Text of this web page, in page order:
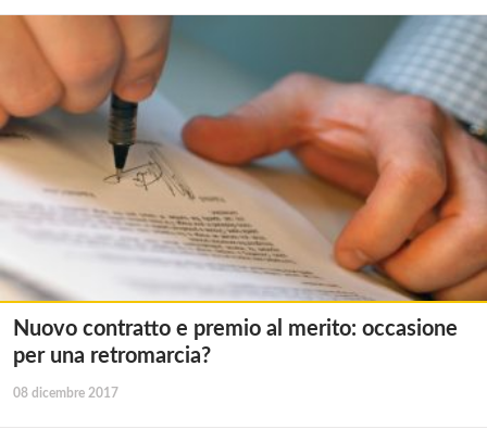
Nuovo contratto e premio al merito: occasione
per una retromarcia?
08 dicembre 2017